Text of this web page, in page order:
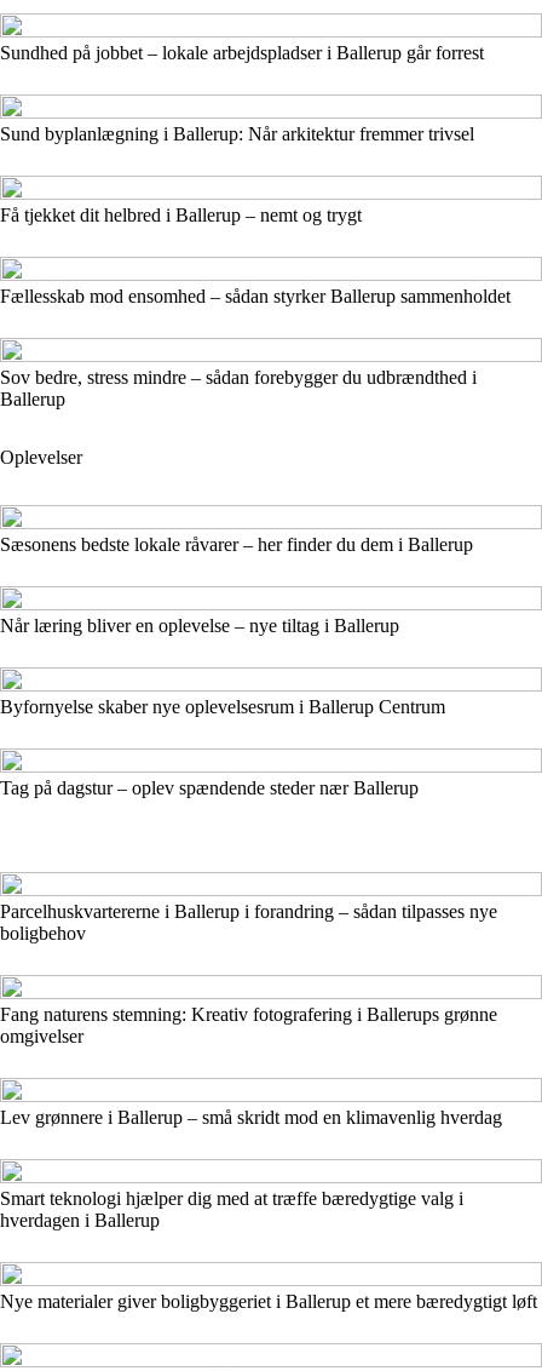
Sundhed på jobbet – lokale arbejdspladser i Ballerup går forrest
Sund byplanlægning i Ballerup: Når arkitektur fremmer trivsel
Få tjekket dit helbred i Ballerup – nemt og trygt
Fællesskab mod ensomhed – sådan styrker Ballerup sammenholdet
Sov bedre, stress mindre – sådan forebygger du udbrændthed i
Ballerup
Oplevelser
Sæsonens bedste lokale råvarer – her finder du dem i Ballerup
Når læring bliver en oplevelse – nye tiltag i Ballerup
Byfornyelse skaber nye oplevelsesrum i Ballerup Centrum
Tag på dagstur – oplev spændende steder nær Ballerup
Parcelhuskvartererne i Ballerup i forandring – sådan tilpasses nye
boligbehov
Fang naturens stemning: Kreativ fotografering i Ballerups grønne
omgivelser
Lev grønnere i Ballerup – små skridt mod en klimavenlig hverdag
Smart teknologi hjælper dig med at træffe bæredygtige valg i
hverdagen i Ballerup
Nye materialer giver boligbyggeriet i Ballerup et mere bæredygtigt løft